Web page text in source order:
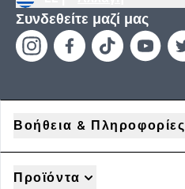
Συνδεθείτε μαζί μας
Βοήθεια & Πληροφορίες
Προϊόντα